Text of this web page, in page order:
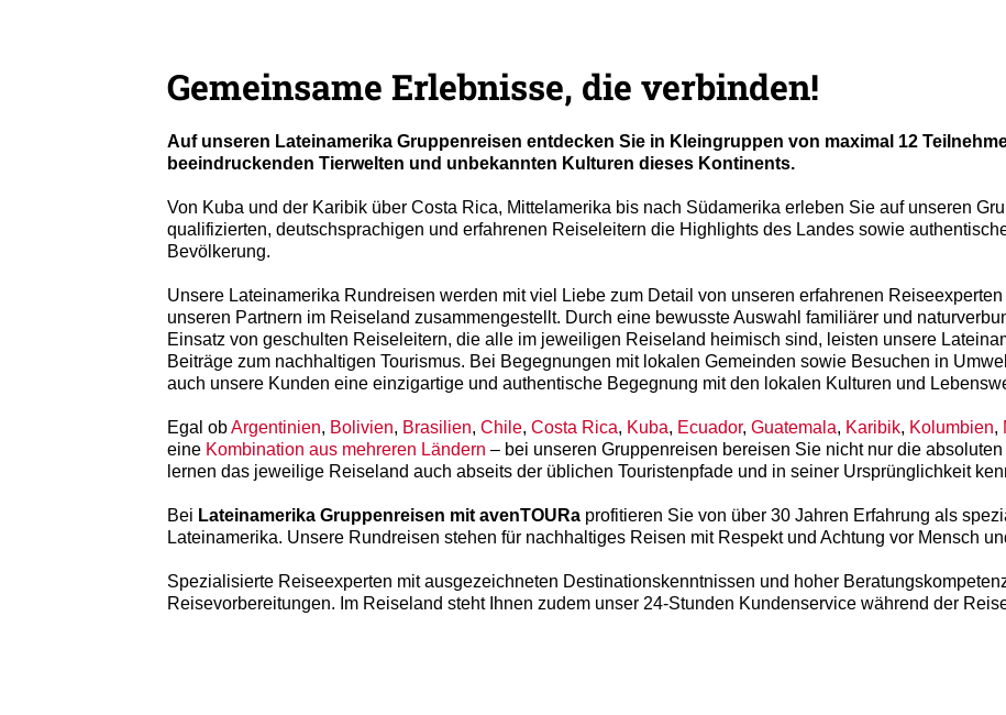
gelangen.
von
Touchgeräten
Touch-
und
Gemeinsame Erlebnisse, die verbinden!
Auf unseren Lateinamerika Gruppenreisen entdecken Sie in Kleingruppen von maximal 12
beeindruckenden Tierwelten und unbekannten Kulturen dieses Kontinents.
Von Kuba und der Karibik über Costa Rica, Mittelamerika bis nach Südamerika erleben Sie auf unseren
qualifizierten, deutschsprachigen und erfahrenen Reiseleitern die Highlights des Landes sowie
Bevölkerung.
Unsere Lateinamerika Rundreisen werden mit viel Liebe zum Detail von unseren erfahrenen
unseren Partnern im Reiseland zusammengestellt. Durch eine bewusste Auswahl familiärer und
Einsatz von geschulten Reiseleitern, die alle im jeweiligen Reiseland heimisch sind, leisten unsere
Beiträge zum nachhaltigen Tourismus. Bei Begegnungen mit lokalen Gemeinden sowie Besuchen in
auch unsere Kunden eine einzigartige und authentische Begegnung mit den lokalen Kulturen und
Egal obArgentinien, Bolivien, Brasilien, Chile, Costa Rica, Kuba, Ecuador, Guatemala, Karibik, Kolumbien,
eine Kombination aus mehreren Ländern – bei unseren Gruppenreisen bereisen Sie nicht nur die
lernen das jeweilige Reiseland auch abseits der üblichen Touristenpfade und in seiner Ursprünglichkeit
Bei Lateinamerika Gruppenreisen mit avenTOURa profitieren Sie von über 30 Jahren Erfahrung als
Lateinamerika. Unsere Rundreisen stehen für nachhaltiges Reisen mit Respekt und Achtung vor Mensch
Spezialisierte Reiseexperten mit ausgezeichneten Destinationskenntnissen und hoher
Reisevorbereitungen. Im Reiseland steht Ihnen zudem unser 24-Stunden Kundenservice während der